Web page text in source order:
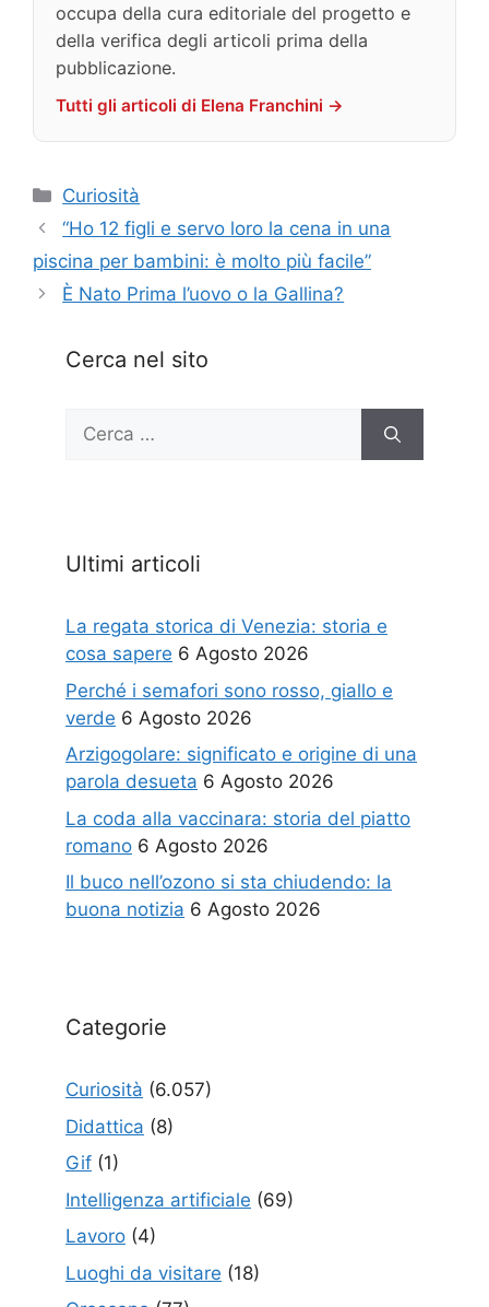
occupa della cura editoriale del progetto e
della verifica degli articoli prima della
pubblicazione.
Tutti gli articoli di Elena Franchini →
Categorie
Curiosità
“Ho 12 figli e servo loro la cena in una
piscina per bambini: è molto più facile”
È Nato Prima l’uovo o la Gallina?
Cerca nel sito
Ricerca
Ultimi articoli
La regata storica di Venezia: storia e
cosa sapere 6 Agosto 2026
Perché i semafori sono rosso, giallo e
verde 6 Agosto 2026
Arzigogolare: significato e origine di una
parola desueta 6 Agosto 2026
La coda alla vaccinara: storia del piatto
romano 6 Agosto 2026
Il buco nell’ozono si sta chiudendo: la
buona notizia 6 Agosto 2026
Categorie
Curiosità (6.057)
Didattica (8)
Gif (1)
Intelligenza artificiale (69)
Lavoro (4)
Luoghi da visitare (18)